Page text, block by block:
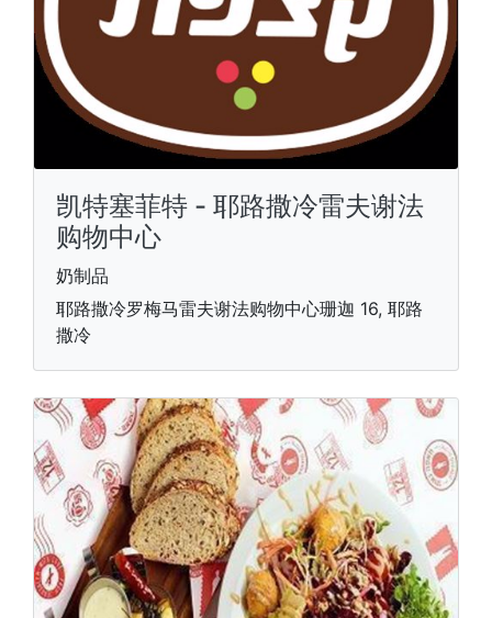
凯特塞菲特 - 耶路撒冷雷夫谢法
购物中心
奶制品
耶路撒冷罗梅马雷夫谢法购物中心珊迦 16, 耶路
撒冷